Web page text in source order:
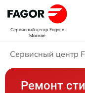
Сервисный центр Fagorв
Москве
Сервисный центр
Ремонт